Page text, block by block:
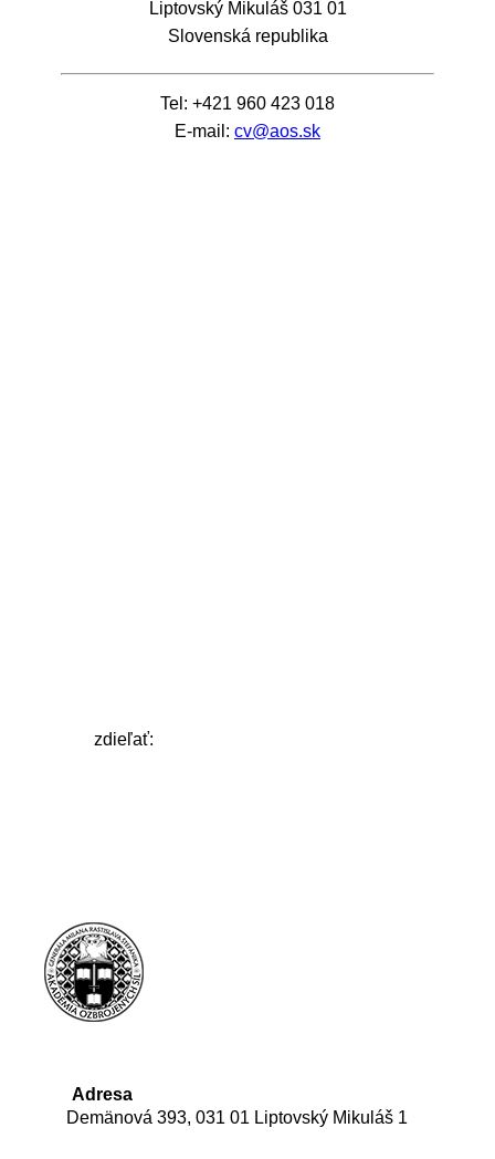
Liptovský Mikuláš 031 01
Slovenská republika
Tel: +421 960 423 018
E-mail: cv@aos.sk
zdieľať:
Adresa
Demänová 393, 031 01 Liptovský Mikuláš 1